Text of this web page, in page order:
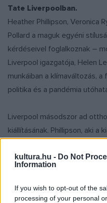
kultura.hu - Do Not
Information
If you wish to opt-out of the
processing of your personal
Tate Liverpoolban.
Heather Phillipson, Veronica
Pollard a maguk egyéni
kérdéseivel foglalkoznak –
Liverpool igazgatója, Helen
munkáiban a klímaváltozás,
politika és a pandémia
Liverpool másodszor ad
kiállításának. Phillipson, aki a
zenészként és költőként
hatásainak költői